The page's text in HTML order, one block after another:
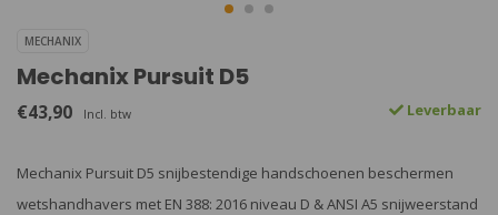
MECHANIX
Mechanix Pursuit D5
€43,90 Incl. btw Leverbaar
Mechanix Pursuit D5 snijbestendige handschoenen beschermen
wetshandhavers met EN 388: 2016 niveau D & ANSI A5 snijweerstand